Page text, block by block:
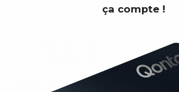
ça compte !